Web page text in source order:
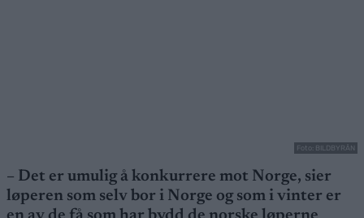
Foto: BILDBYRÅN
– Det er umulig å konkurrere mot Norge, sier
løperen som selv bor i Norge og som i vinter er